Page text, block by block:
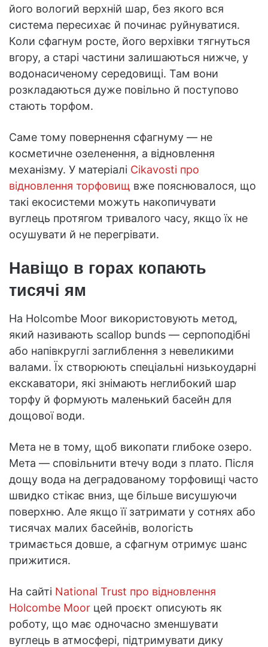
його вологий верхній шар, без якого вся
система пересихає й починає руйнуватися.
Коли сфагнум росте, його верхівки тягнуться
вгору, а старі частини залишаються нижче, у
водонасиченому середовищі. Там вони
розкладаються дуже повільно й поступово
стають торфом.
Саме тому повернення сфагнуму — не
косметичне озеленення, а відновлення
механізму. У матеріалі Cikavosti про
відновлення торфовищ вже пояснювалося, що
такі екосистеми можуть накопичувати
вуглець протягом тривалого часу, якщо їх не
осушувати й не перегрівати.
Навіщо в горах копають
тисячі ям
На Holcombe Moor використовують метод,
який називають scallop bunds — серпоподібні
або напівкруглі заглиблення з невеликими
валами. Їх створюють спеціальні низькоударні
екскаватори, які знімають неглибокий шар
торфу й формують маленький басейн для
дощової води.
Мета не в тому, щоб викопати глибоке озеро.
Мета — сповільнити втечу води з плато. Після
дощу вода на деградованому торфовищі часто
швидко стікає вниз, ще більше висушуючи
поверхню. Але якщо її затримати у сотнях або
тисячах малих басейнів, вологість
тримається довше, а сфагнум отримує шанс
прижитися.
На сайті National Trust про відновлення
Holcombe Moor цей проєкт описують як
роботу, що має одночасно зменшувати
вуглець в атмосфері, підтримувати дику